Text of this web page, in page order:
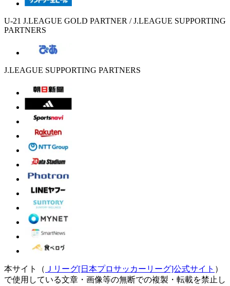
U-21 J.LEAGUE GOLD PARTNER / J.LEAGUE SUPPORTING
PARTNERS
J.LEAGUE SUPPORTING PARTNERS
本サイト（ Ｊリーグ[日本プロサッカーリーグ]公式サイト ）
で使用している文章・画像等の無断での複製・転載を禁止し